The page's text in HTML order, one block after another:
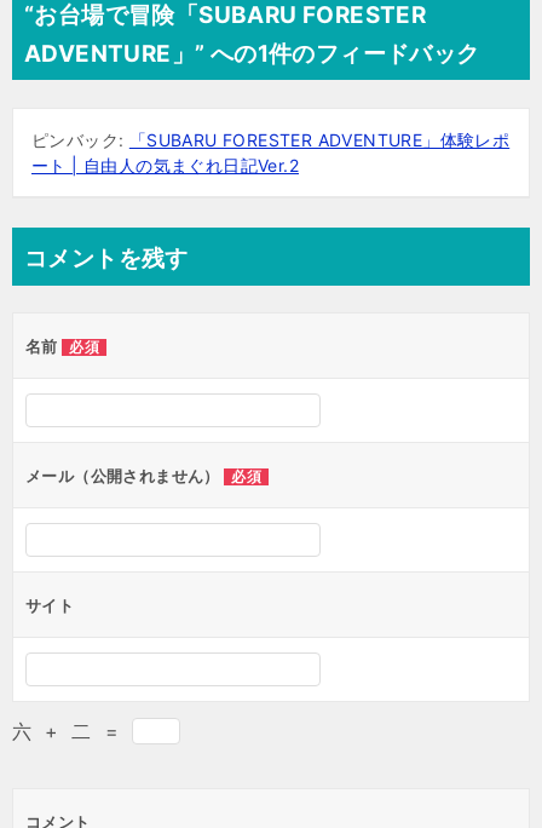
“お台場で冒険「SUBARU FORESTER
ADVENTURE」” への1件のフィードバック
ピンバック:
「SUBARU FORESTER ADVENTURE」体験レポ
ート | 自由人の気まぐれ日記Ver.2
コメントを残す
名前 必須
メール（公開されません） 必須
サイト
六 + 二 =
コメント